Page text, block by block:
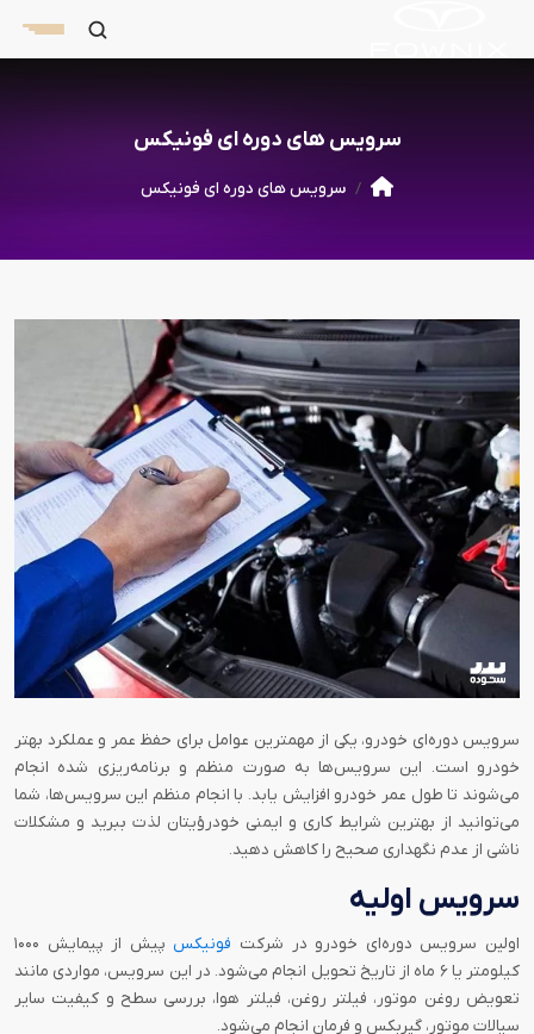
سرویس های دوره ای فونیکس
سرویس های دوره ای فونیکس
سرویس دوره‌ای خودرو، یکی از مهمترین عوامل برای حفظ عمر و عملکرد بهتر
خودرو است. این سرویس‌ها به صورت منظم و برنامه‌ریزی شده انجام
می‌شوند تا طول عمر خودرو افزایش یابد. با انجام منظم این سرویس‌ها، شما
می‌توانید از بهترین شرایط کاری و ایمنی خودرؤیتان لذت ببرید و مشکلات
ناشی از عدم نگهداری صحیح را کاهش دهید.
سرویس اولیه
اولین سرویس دوره‌ای خودرو در شرکت فونیکس
پیش از پیمایش ۱۰۰۰
کیلومتر یا ۶ ماه از تاریخ تحویل انجام می‌شود. در این سرویس، مواردی مانند
تعویض روغن موتور، فیلتر روغن، فیلتر هوا، بررسی سطح و کیفیت سایر
سیالات موتور، گیربکس و فرمان انجام می‌شود.